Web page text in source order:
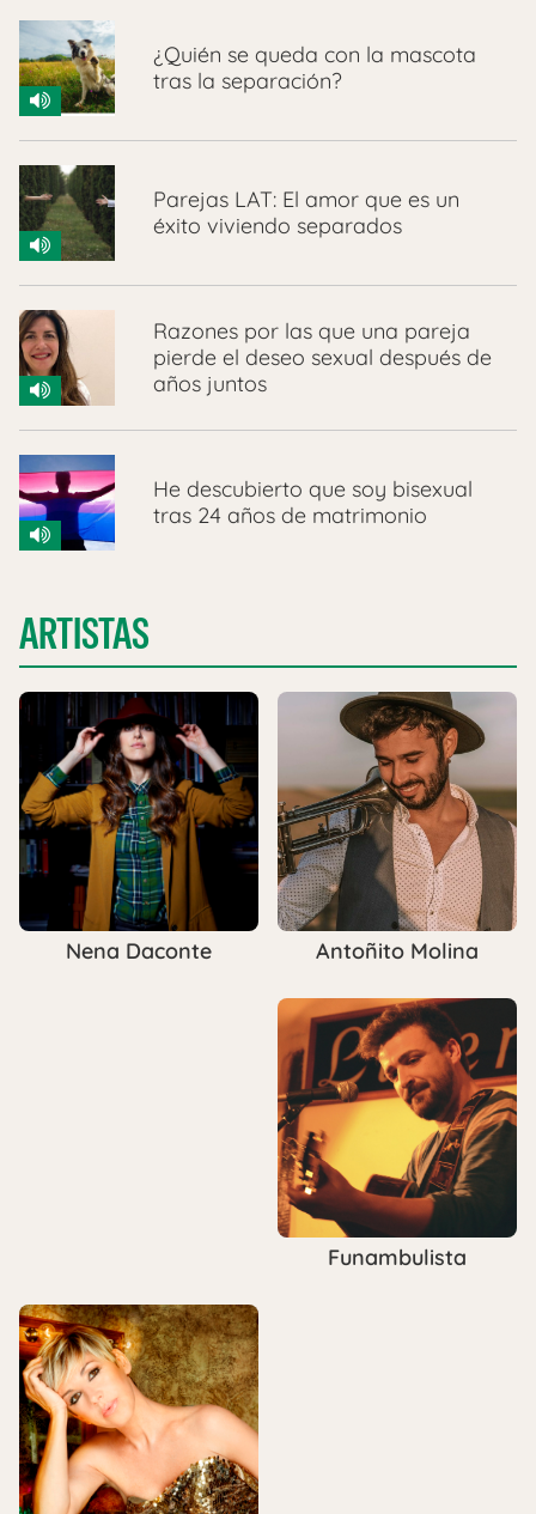
¿Quién se queda con la mascota
tras la separación?
Parejas LAT: El amor que es un
éxito viviendo separados
Razones por las que una pareja
pierde el deseo sexual después de
años juntos
He descubierto que soy bisexual
tras 24 años de matrimonio
ARTISTAS
Nena Daconte Antoñito Molina
Funambulista